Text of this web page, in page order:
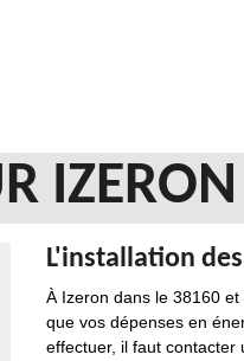
L'installation
À Izeron dans le 38160
que vos dépenses en
effectuer, il faut contacter